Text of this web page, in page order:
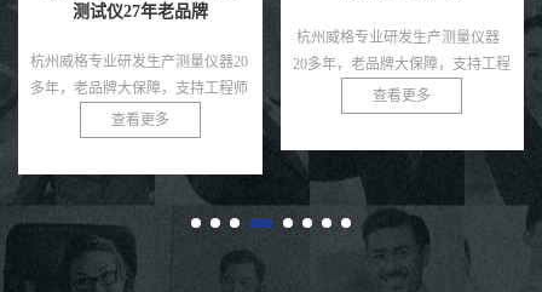
20多年，老品牌大保障，支持工程
师免费指导！查看更多
杭州威格专业研发生产测量仪器20
多年，老品牌大保障，支持工程师
免费指导！ 查看更多